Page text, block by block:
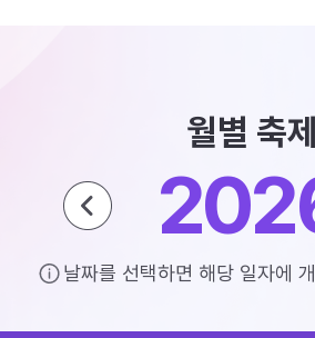
월별 축
날짜를 선택하면 해당 일자에